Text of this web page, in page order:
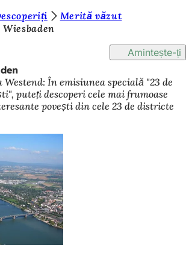
Merită văzut
Amintește-ți
Westend: În emisiunea specială "23 de
puteți descoperi cele mai frumoase
povești din cele 23 de districte